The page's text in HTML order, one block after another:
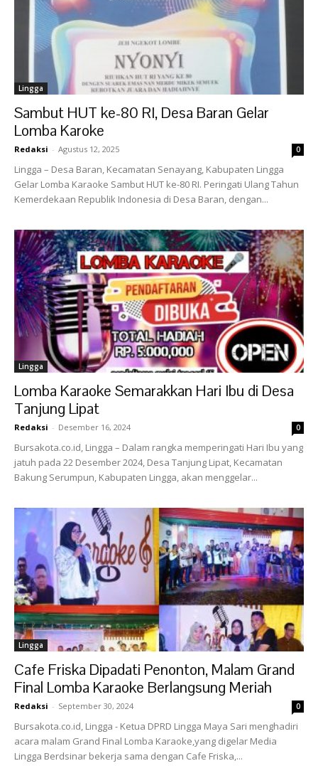
Lingga
Sambut HUT ke-80 RI, Desa Baran Gelar
Lomba Karoke
Redaksi - Agustus 12, 2025 0
Lingga – Desa Baran, Kecamatan Senayang, Kabupaten Lingga
Gelar Lomba Karaoke Sambut HUT ke-80 RI. Peringati Ulang Tahun
Kemerdekaan Republik Indonesia di Desa Baran, dengan...
Lingga
Lomba Karaoke Semarakkan Hari Ibu di Desa
Tanjung Lipat
Redaksi - Desember 16, 2024 0
Bursakota.co.id, Lingga – Dalam rangka memperingati Hari Ibu yang
jatuh pada 22 Desember 2024, Desa Tanjung Lipat, Kecamatan
Bakung Serumpun, Kabupaten Lingga, akan menggelar...
Lingga
Cafe Friska Dipadati Penonton, Malam Grand
Final Lomba Karaoke Berlangsung Meriah
Redaksi - September 30, 2024 0
Bursakota.co.id, Lingga - Ketua DPRD Lingga Maya Sari menghadiri
acara malam Grand Final Lomba Karaoke,yang digelar Media
Lingga Berdsinar bekerja sama dengan Cafe Friska,...